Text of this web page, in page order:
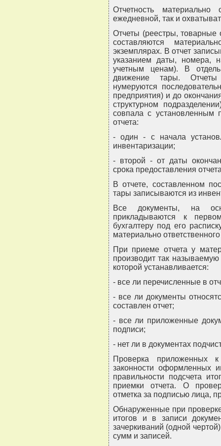
Отчетность
ежедневной, так и
Отчеты (реестры, товарные
составляются
экземплярах. В отчет
указанием даты, номера,
учетным ценам). В
движение тары. Отчеты
нумеруются
предприятия) и до
структурном
совпала с установленным
отчета:
- один - с начала
инвентаризации;
- второй - от даты
срока предоставления
В отчете, составленном
тары записываются из
Все документы, на
прикладываются к
бухгалтеру под его
материально
При приеме отчета у
производит так
которой устанавливается:
- все ли перечисленные в
- все ли документы
составлен отчет;
- все ли приложенные
подписи;
- нет ли в документах
Проверка приложенных
законности оформленных
правильности подсчета
приемки отчета. О
отметка за подписью лица,
Обнаруженные при
итогов и в записи
зачеркиваний (одной
сумм и записей.